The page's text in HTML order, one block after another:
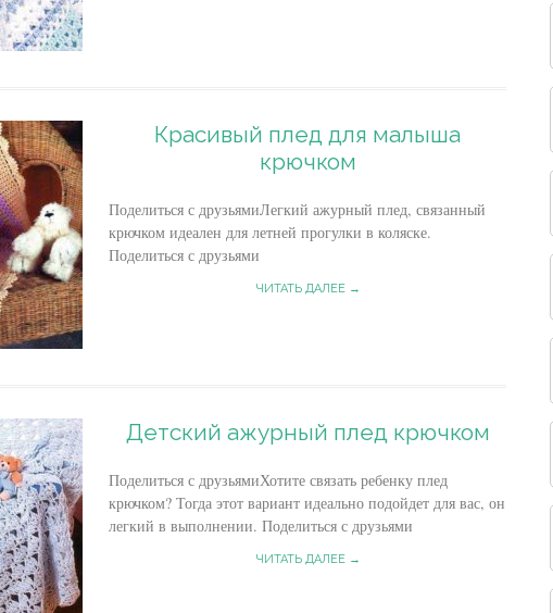
Красивый плед для малыша
крючком
Поделиться с друзьямиЛегкий ажурный плед, связанный
крючком идеален для летней прогулки в коляске.
Поделиться с друзьями
ЧИТАТЬ ДАЛЕЕ →
Детский ажурный плед крючком
Поделиться с друзьямиХотите связать ребенку плед
крючком? Тогда этот вариант идеально подойдет для вас, он
легкий в выполнении. Поделиться с друзьями
ЧИТАТЬ ДАЛЕЕ →